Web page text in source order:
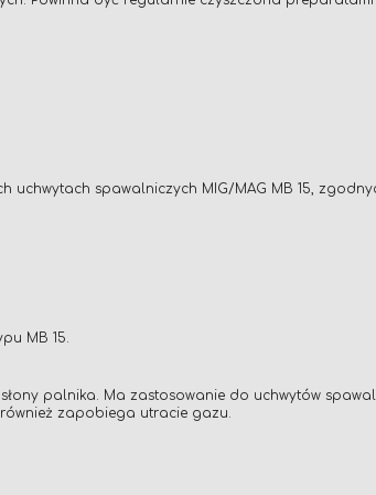
spawalniczych MIG/MAG MB 15,
MB 15.
palnika. Ma zastosowanie do uchwytów
również zapobiega utracie gazu.